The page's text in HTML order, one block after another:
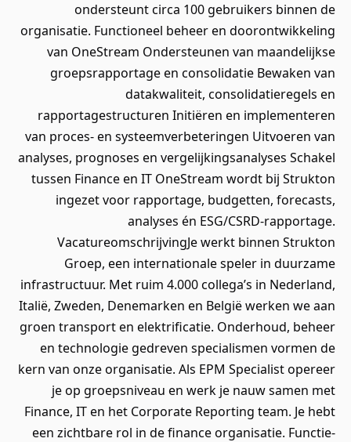
ondersteunt circa 100 gebruikers binnen de
organisatie. Functioneel beheer en doorontwikkeling
van OneStream Ondersteunen van maandelijkse
groepsrapportage en consolidatie Bewaken van
datakwaliteit, consolidatieregels en
rapportagestructuren Initiëren en implementeren
van proces‑ en systeemverbeteringen Uitvoeren van
analyses, prognoses en vergelijkingsanalyses Schakel
tussen Finance en IT OneStream wordt bij Strukton
ingezet voor rapportage, budgetten, forecasts,
analyses én ESG/CSRD‑rapportage.
VacatureomschrijvingJe werkt binnen Strukton
Groep, een internationale speler in duurzame
infrastructuur. Met ruim 4.000 collega’s in Nederland,
Italië, Zweden, Denemarken en België werken we aan
groen transport en elektrificatie. Onderhoud, beheer
en technologie gedreven specialismen vormen de
kern van onze organisatie. Als EPM Specialist opereer
je op groepsniveau en werk je nauw samen met
Finance, IT en het Corporate Reporting team. Je hebt
een zichtbare rol in de finance organisatie. Functie-